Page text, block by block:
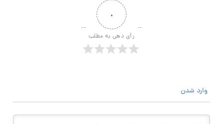
۰
رأی دهی به مطلب
وارد شدن